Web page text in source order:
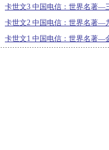
卡世文3 中国电信：世界名著—
卡世文2 中国电信：世界名著—
卡世文1 中国电信：世界名著—